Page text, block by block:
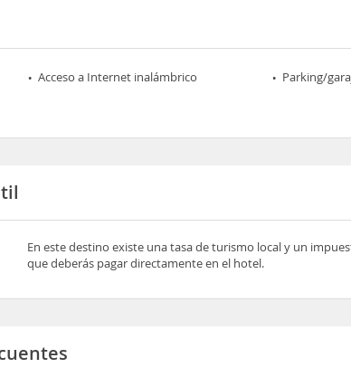
Acceso a Internet inalámbrico Parking/
En este destino existe una tasa de turismo local y un
que deberás pagar directamente en el hotel.